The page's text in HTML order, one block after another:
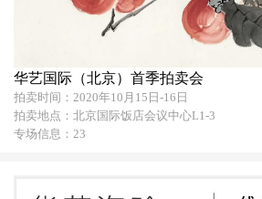
华艺国际（北京）首季拍卖会
拍卖时间：2020年10月15日-16日
拍卖地点：北京国际饭店会议中心L1-3
专场信息：23